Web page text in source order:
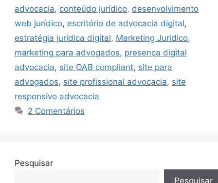
advocacia, conteúdo jurídico, desenvolvimento
web jurídico, escritório de advocacia digital,
estratégia jurídica digital, Marketing Jurídico,
marketing para advogados, presença digital
advocacia, site OAB compliant, site para
advogados, site profissional advocacia, site
responsivo advocacia
2 Comentários
Pesquisar
Pesquisar